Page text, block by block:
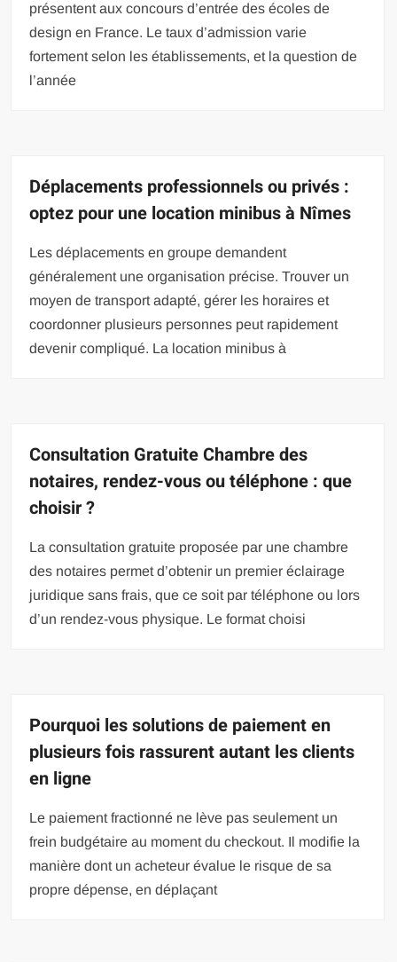
présentent aux concours d’entrée des écoles de
design en France. Le taux d’admission varie
fortement selon les établissements, et la question de
l’année
Déplacements professionnels ou privés :
optez pour une location minibus à Nîmes
Les déplacements en groupe demandent
généralement une organisation précise. Trouver un
moyen de transport adapté, gérer les horaires et
coordonner plusieurs personnes peut rapidement
devenir compliqué. La location minibus à
Consultation Gratuite Chambre des
notaires, rendez-vous ou téléphone : que
choisir ?
La consultation gratuite proposée par une chambre
des notaires permet d’obtenir un premier éclairage
juridique sans frais, que ce soit par téléphone ou lors
d’un rendez-vous physique. Le format choisi
Pourquoi les solutions de paiement en
plusieurs fois rassurent autant les clients
en ligne
Le paiement fractionné ne lève pas seulement un
frein budgétaire au moment du checkout. Il modifie la
manière dont un acheteur évalue le risque de sa
propre dépense, en déplaçant